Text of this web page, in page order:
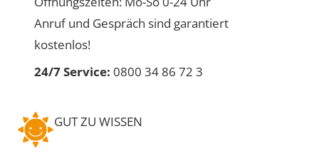
Anruf und Gespräch sind garantiert
kostenlos!
24/7 Service: 0800 34 86 72 3
GUT ZU WISSEN